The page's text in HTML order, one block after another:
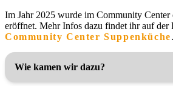
Im Jahr 2025 wurde im Community Center
eröffnet. Mehr Infos dazu findet ihr auf der
Community Center Suppenküche.
Wie kamen wir dazu?